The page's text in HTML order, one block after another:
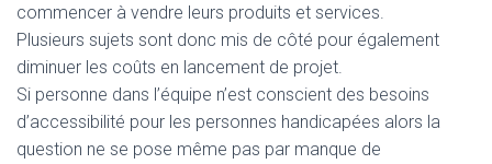
commencer à vendre leurs produits et services.
Plusieurs sujets sont donc mis de côté pour également
diminuer les coûts en lancement de projet.
Si personne dans l’équipe n’est conscient des besoins
d’accessibilité pour les personnes handicapées alors la
question ne se pose même pas par manque de